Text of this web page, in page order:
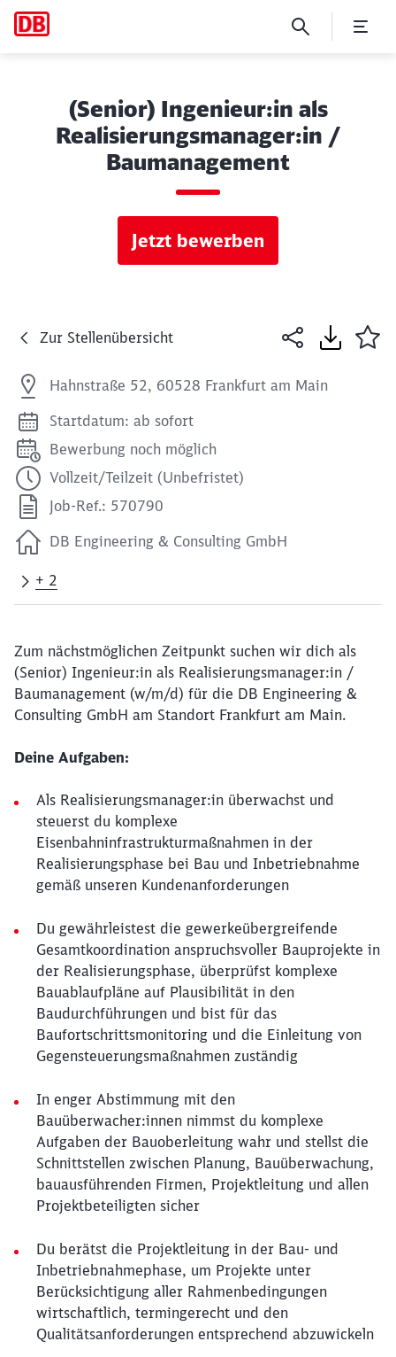
(Senior) Ingenieur:in als
Realisierungsmanager:in /
Baumanagement
Jetzt bewerben
Zur Stellenübersicht
Hahnstraße 52, 60528 Frankfurt am Main
Startdatum: ab sofort
Bewerbung noch möglich
Vollzeit/Teilzeit (Unbefristet)
Job-Ref.: 570790
DB Engineering & Consulting GmbH
+ 2
Zum nächstmöglichen Zeitpunkt suchen wir dich als
(Senior) Ingenieur:in als Realisierungsmanager:in /
Baumanagement (w/m/d) für die DB Engineering &
Consulting GmbH am Standort Frankfurt am Main.
Deine Aufgaben:
Als Realisierungsmanager:in überwachst und
steuerst du komplexe
Eisenbahninfrastrukturmaßnahmen in der
Realisierungsphase bei Bau und Inbetriebnahme
gemäß unseren Kundenanforderungen
Du gewährleistest die gewerkeübergreifende
Gesamtkoordination anspruchsvoller Bauprojekte in
der Realisierungsphase, überprüfst komplexe
Bauablaufpläne auf Plausibilität in den
Baudurchführungen und bist für das
Baufortschrittsmonitoring und die Einleitung von
Gegensteuerungsmaßnahmen zuständig
In enger Abstimmung mit den
Bauüberwacher:innen nimmst du komplexe
Aufgaben der Bauoberleitung wahr und stellst die
Schnittstellen zwischen Planung, Bauüberwachung,
bauausführenden Firmen, Projektleitung und allen
Projektbeteiligten sicher
Du berätst die Projektleitung in der Bau- und
Inbetriebnahmephase, um Projekte unter
Berücksichtigung aller Rahmenbedingungen
wirtschaftlich, termingerecht und den
Qualitätsanforderungen entsprechend abzuwickeln